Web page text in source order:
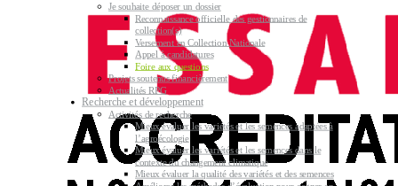
Je souhaite déposer un dossier
Reconnaissance officielle des gestionnaires de
collection(s)
Versement en Collection Nationale
Appel à candidatures
Foire aux questions
Projets soutenus financièrement
Actualités RPG
Recherche et développement
Activités de recherche
Mieux évaluer les variétés et les semences adaptées à
l’agroécologie
Mieux évaluer les variétés et les semences dans le
contexte du changement climatique
Mieux évaluer la qualité des variétés et des semences